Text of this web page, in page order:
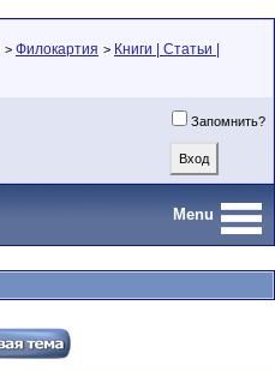
> Филокартия > Книги | Статьи |
Запомнить?
Menu